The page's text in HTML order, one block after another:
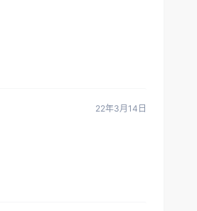
22年3月14日